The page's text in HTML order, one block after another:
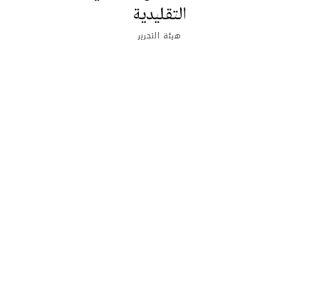
التقليدية
هيئة التحرير